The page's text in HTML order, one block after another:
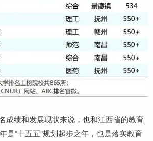
成绩和发展现状来说，也和江西省的教育
是“十五五”规划起步之年，也是落实教育